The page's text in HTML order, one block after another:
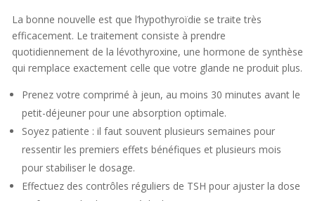
La bonne nouvelle est que l’hypothyroïdie se traite très
efficacement. Le traitement consiste à prendre
quotidiennement de la lévothyroxine, une hormone de synthèse
qui remplace exactement celle que votre glande ne produit plus.
Prenez votre comprimé à jeun, au moins 30 minutes avant le
petit-déjeuner pour une absorption optimale.
Soyez patiente : il faut souvent plusieurs semaines pour
ressentir les premiers effets bénéfiques et plusieurs mois
pour stabiliser le dosage.
Effectuez des contrôles réguliers de TSH pour ajuster la dose